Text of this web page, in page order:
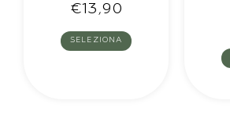
€13,90
SELEZIONA